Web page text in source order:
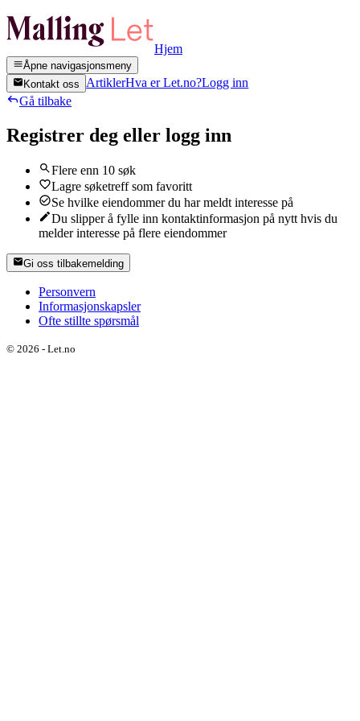
Hjem
Åpne navigasjonsmeny
Kontakt oss
ArtiklerHva er Let.no?Logg inn
Gå tilbake
Registrer deg eller logg inn
Flere enn 10 søk
Lagre søketreff som favoritt
Se hvilke eiendommer du har meldt interesse på
Du slipper å fylle inn kontaktinformasjon på nytt hvis du
melder interesse på flere eiendommer
Gi oss tilbakemelding
Personvern
Informasjonskapsler
Ofte stillte spørsmål
© 2026 - Let.no